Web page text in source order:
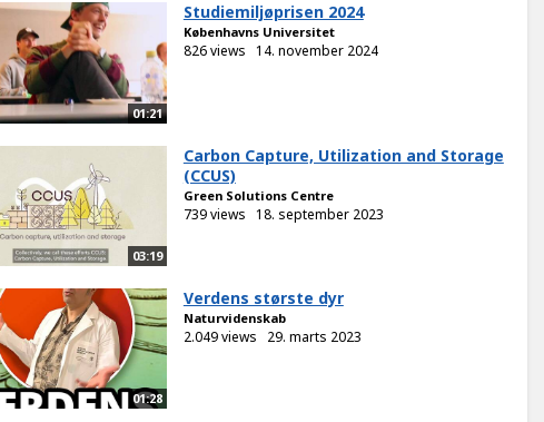
01:21
Studiemiljøprisen 2024
Københavns Universitet
826 views 14. november 2024
03:19
Carbon Capture, Utilization and Storage
(CCUS)
Green Solutions Centre
739 views 18. september 2023
01:28
Verdens største dyr
Naturvidenskab
2.049 views 29. marts 2023